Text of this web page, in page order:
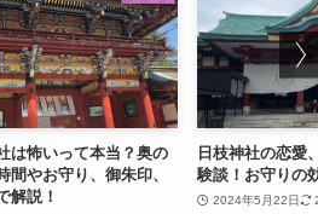
は怖いって本当？奥の
間やお守り、御朱印、
解説！
日枝神社の恋愛
験談！お守りの
2024年5月22日